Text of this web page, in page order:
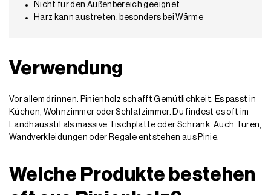
Nicht für den Außenbereich geeignet
Harz kann austreten, besonders bei Wärme
Verwendung
Vor allem drinnen. Pinienholz schafft Gemütlichkeit. Es passt in
Küchen, Wohnzimmer oder Schlafzimmer. Du findest es oft im
Landhausstil als massive Tischplatte oder Schrank. Auch Türen,
Wandverkleidungen oder Regale entstehen aus Pinie.
Welche Produkte bestehen